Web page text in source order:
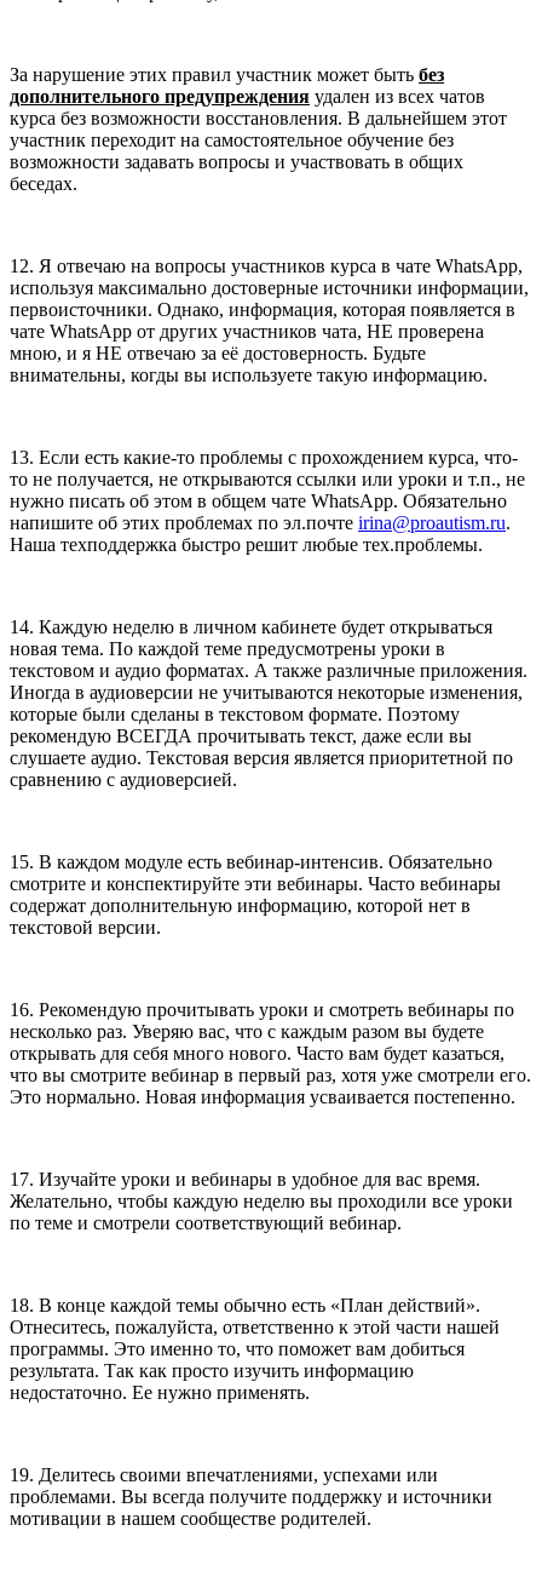
За нарушение этих правил участник может быть без
дополнительного предупреждения удален из всех чатов
курса без возможности восстановления. В дальнейшем этот
участник переходит на самостоятельное обучение без
возможности задавать вопросы и участвовать в общих
беседах.
12. Я отвечаю на вопросы участников курса в чате WhatsApp,
используя максимально достоверные источники информации,
первоисточники. Однако, информация, которая появляется в
чате WhatsApp от других участников чата, НЕ проверена
мною, и я НЕ отвечаю за её достоверность. Будьте
внимательны, когды вы используете такую информацию.
13. Если есть какие-то проблемы с прохождением курса, что-
то не получается, не открываются ссылки или уроки и т.п., не
нужно писать об этом в общем чате WhatsApp. Обязательно
напишите об этих проблемах по эл.почте irina@proautism.ru.
Наша техподдержка быстро решит любые тех.проблемы.
14. Каждую неделю в личном кабинете будет открываться
новая тема. По каждой теме предусмотрены уроки в
текстовом и аудио форматах. А также различные приложения.
Иногда в аудиоверсии не учитываются некоторые изменения,
которые были сделаны в текстовом формате. Поэтому
рекомендую ВСЕГДА прочитывать текст, даже если вы
слушаете аудио. Текстовая версия является приоритетной по
сравнению с аудиоверсией.
15. В каждом модуле есть вебинар-интенсив. Обязательно
смотрите и конспектируйте эти вебинары. Часто вебинары
содержат дополнительную информацию, которой нет в
текстовой версии.
16. Рекомендую прочитывать уроки и смотреть вебинары по
несколько раз. Уверяю вас, что с каждым разом вы будете
открывать для себя много нового. Часто вам будет казаться,
что вы смотрите вебинар в первый раз, хотя уже смотрели его.
Это нормально. Новая информация усваивается постепенно.
17. Изучайте уроки и вебинары в удобное для вас время.
Желательно, чтобы каждую неделю вы проходили все уроки
по теме и смотрели соответствующий вебинар.
18. В конце каждой темы обычно есть «План действий».
Отнеситесь, пожалуйста, ответственно к этой части нашей
программы. Это именно то, что поможет вам добиться
результата. Так как просто изучить информацию
недостаточно. Ее нужно применять.
19. Делитесь своими впечатлениями, успехами или
проблемами. Вы всегда получите поддержку и источники
мотивации в нашем сообществе родителей.